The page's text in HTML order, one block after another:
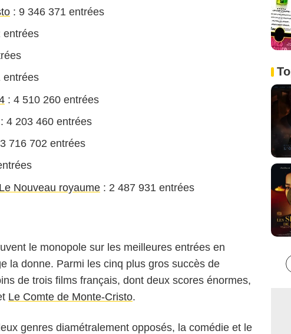
: 9 346 371 entrées
entrées
entrées
: 4 510 260 entrées
: 4 203 460 entrées
716 702 entrées
Nouveau royaume : 2 487 931 entrées
le monopole sur les meilleures entrées en
la donne. Parmi les cinq plus gros succès de
de trois films français, dont deux scores énormes,
Le Comte de Monte-Cristo.
genres diamétralement opposés, la comédie et le